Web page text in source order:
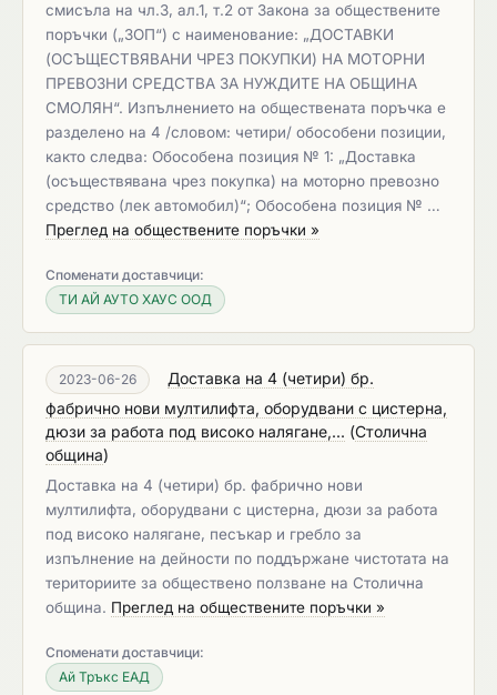
смисъла на чл.3, ал.1, т.2 от Закона за обществените
поръчки („ЗОП“) с наименование: „ДОСТАВКИ
(ОСЪЩЕСТВЯВАНИ ЧРЕЗ ПОКУПКИ) НА МОТОРНИ
ПРЕВОЗНИ СРЕДСТВА ЗА НУЖДИТЕ НА ОБЩИНА
СМОЛЯН“. Изпълнението на обществената поръчка е
разделено на 4 /словом: четири/ обособени позиции,
както следва: Обособена позиция № 1: „Доставка
(осъществявана чрез покупка) на моторно превозно
средство (лек автомобил)“; Обособена позиция № …
Преглед на обществените поръчки »
Споменати доставчици:
ТИ АЙ АУТО ХАУС ООД
2023-06-26
Доставка на 4 (четири) бр.
фабрично нови мултилифта, оборудвани с цистерна,
дюзи за работа под високо налягане,... (Столична
община)
Доставка на 4 (четири) бр. фабрично нови
мултилифта, оборудвани с цистерна, дюзи за работа
под високо налягане, песъкар и гребло за
изпълнение на дейности по поддържане чистотата на
териториите за обществено ползване на Столична
община. Преглед на обществените поръчки »
Споменати доставчици:
Ай Тръкс ЕАД